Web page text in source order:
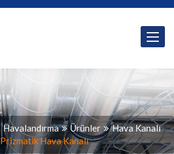
Toggle
Havalandırma Ürünler
Hava Kanalı
Prizmatik Hava Kanalı